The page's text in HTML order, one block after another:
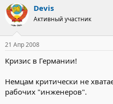
р
т
е
м
ы
н
а
ч
Devis
Активный участник
21 Апр 2008
Кризис в Германии!
Немцам критически не
рабочих "инженеров".